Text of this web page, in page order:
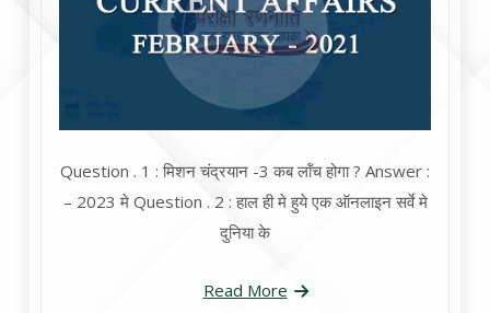
Question . 1 : मिशन चंद्रयान -3 कब लॉंच होगा ? Answer :
– 2023 मे Question . 2 : हाल ही मे हुये एक ऑनलाइन सर्वे मे
दुनिया के
Read More